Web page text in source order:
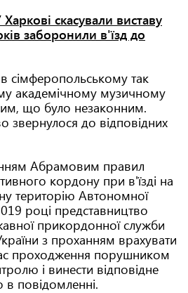
Харкові скасували виставу
заборонили в'їзд до
сімферопольському так
академічному музичному
що було незаконним.
звернулося до відповідних
Абрамовим правил
кордону при в'їзді на
територію Автономної
році представництво
прикордонної служби
з проханням врахувати
проходження порушником
і винести відповідне
повідомленні.